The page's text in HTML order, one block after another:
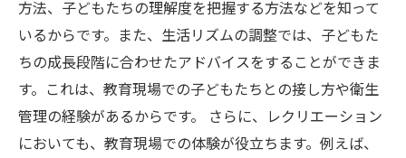
方法、子どもたちの理解度を把握する方法などを知って
いるからです。また、生活リズムの調整では、子どもた
ちの成長段階に合わせたアドバイスをすることができま
す。これは、教育現場での子どもたちとの接し方や衛生
管理の経験があるからです。 さらに、レクリエーション
においても、教育現場での体験が役立ちます。例えば、